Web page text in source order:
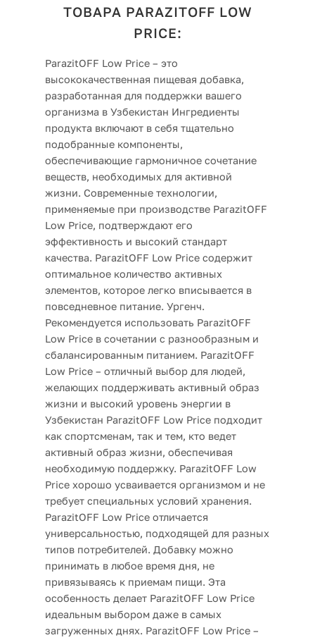
ТОВАРА PARAZITOFF LOW
PRICE:
ParazitOFF Low Price – это
высококачественная пищевая добавка,
разработанная для поддержки вашего
организма в Узбекистан Ингредиенты
продукта включают в себя тщательно
подобранные компоненты,
обеспечивающие гармоничное сочетание
веществ, необходимых для активной
жизни. Современные технологии,
применяемые при производстве ParazitOFF
Low Price, подтверждают его
эффективность и высокий стандарт
качества. ParazitOFF Low Price содержит
оптимальное количество активных
элементов, которое легко вписывается в
повседневное питание. Ургенч.
Рекомендуется использовать ParazitOFF
Low Price в сочетании с разнообразным и
сбалансированным питанием. ParazitOFF
Low Price – отличный выбор для людей,
желающих поддерживать активный образ
жизни и высокий уровень энергии в
Узбекистан ParazitOFF Low Price подходит
как спортсменам, так и тем, кто ведет
активный образ жизни, обеспечивая
необходимую поддержку. ParazitOFF Low
Price хорошо усваивается организмом и не
требует специальных условий хранения.
ParazitOFF Low Price отличается
универсальностью, подходящей для разных
типов потребителей. Добавку можно
принимать в любое время дня, не
привязываясь к приемам пищи. Эта
особенность делает ParazitOFF Low Price
идеальным выбором даже в самых
загруженных днях. ParazitOFF Low Price –